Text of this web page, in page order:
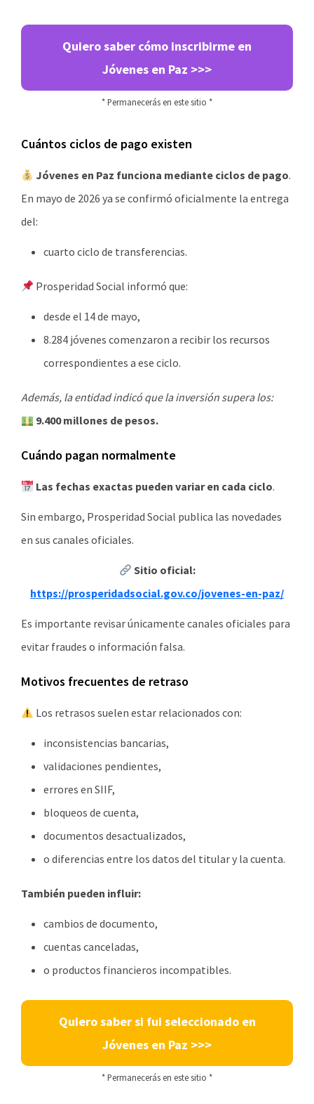
Quiero saber cómo inscribirme en
Jóvenes en Paz >>>
* Permanecerás en este sitio *
Cuántos ciclos de pago existen
Jóvenes en Paz funciona mediante ciclos de pago.
En mayo de 2026 ya se confirmó oficialmente la entrega
del:
cuarto ciclo de transferencias.
Prosperidad Social informó que:
desde el 14 de mayo,
8.284 jóvenes comenzaron a recibir los recursos
correspondientes a ese ciclo.
Además, la entidad indicó que la inversión supera los:
9.400 millones de pesos.
Cuándo pagan normalmente
Las fechas exactas pueden variar en cada ciclo.
Sin embargo, Prosperidad Social publica las novedades
en sus canales oficiales.
Sitio oficial:
https://prosperidadsocial.gov.co/jovenes-en-paz/
Es importante revisar únicamente canales oficiales para
evitar fraudes o información falsa.
Motivos frecuentes de retraso
Los retrasos suelen estar relacionados con:
inconsistencias bancarias,
validaciones pendientes,
errores en SIIF,
bloqueos de cuenta,
documentos desactualizados,
o diferencias entre los datos del titular y la cuenta.
También pueden influir:
cambios de documento,
cuentas canceladas,
o productos financieros incompatibles.
Quiero saber si fui seleccionado en
Jóvenes en Paz >>>
* Permanecerás en este sitio *